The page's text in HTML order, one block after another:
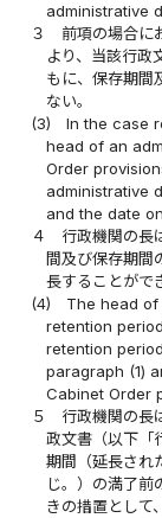
administrative
３
前項の場合に
より、当該行政
もに、保存期間
ない。
(3)
In the case
head of an
Order
administrative
and the date
４
行政機関の長
間及び保存期間
長することがで
(4)
The head
retention
retention
paragraph (1)
Cabinet Order
５
行政機関の長
政文書（以下「
期間（延長され
じ。）の満了前
きの措置として